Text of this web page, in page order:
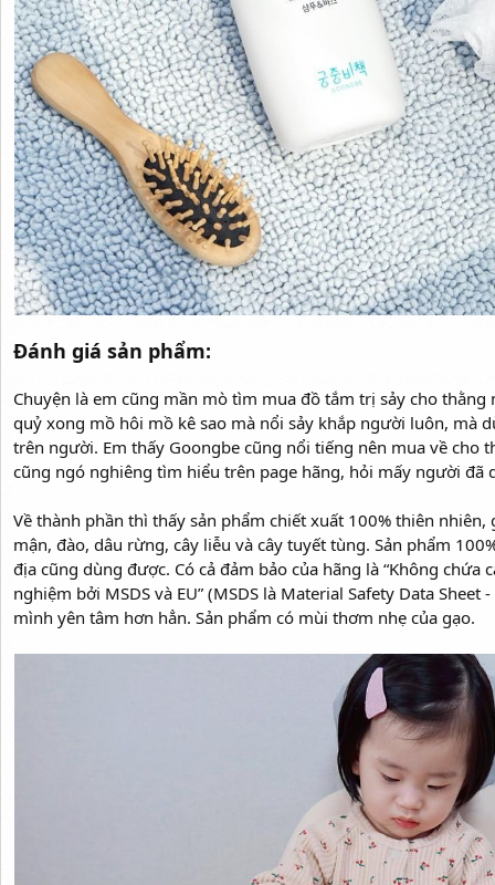
Đánh giá sản phẩm:
Chuyện là em cũng mần mò tìm mua đồ tắm trị sảy cho
quỷ xong mồ hôi mồ kê sao mà nổi sảy khắp người luôn, mà
trên người. Em thấy Goongbe cũng nổi tiếng nên mua về cho
cũng ngó nghiêng tìm hiểu trên page hãng, hỏi mấy người đã
Về thành phần thì thấy sản phẩm chiết xuất 100% thiên
mận, đào, dâu rừng, cây liễu và cây tuyết tùng. Sản phẩm
địa cũng dùng được. Có cả đảm bảo của hãng là “Không
nghiệm bởi MSDS và EU” (MSDS là Material Safety Data
mình yên tâm hơn hẳn. Sản phẩm có mùi thơm nhẹ của gạo.